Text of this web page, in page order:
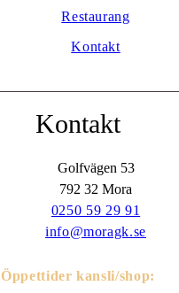
Restaurang
Kontakt
Kontakt
Golfvägen 53
792 32 Mora
0250 59 29 91
info@moragk.se
Öppettider kansli/shop: